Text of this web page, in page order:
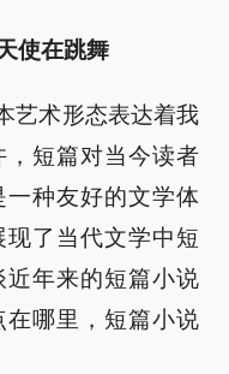
使在跳舞
艺术形态表达着我
短篇对当今读者
种友好的文学体
了当代文学中短
年来的短篇小说
哪里，短篇小说